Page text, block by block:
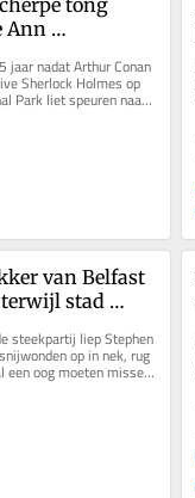
Ann
toch liepen
met haar weg
jaar nadat Arthur Conan
Sherlock Holmes op
Park liet speuren naar
van Belfast
stad
steekpartij liep Stephen
op in nek, rug
een oog moeten missen.